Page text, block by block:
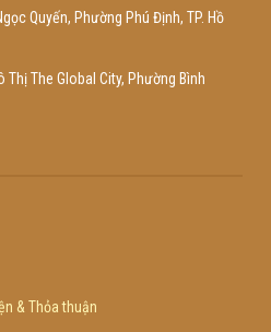
Quyến, Phường Phú Định, TP. Hồ
The Global City, Phường Bình
& Thỏa thuận